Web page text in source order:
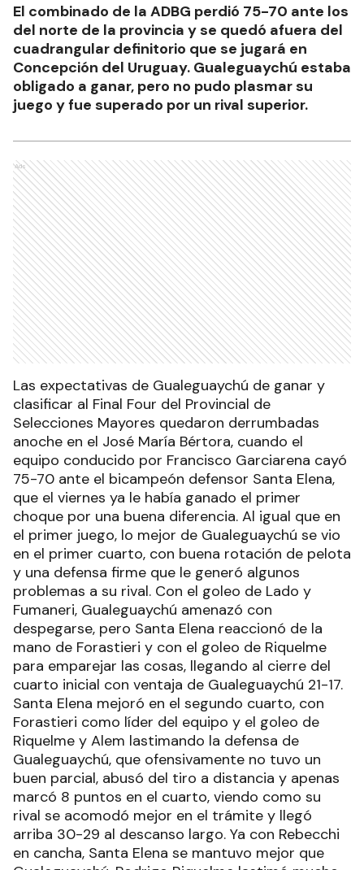
El combinado de la ADBG perdió 75-70 ante los
del norte de la provincia y se quedó afuera del
cuadrangular definitorio que se jugará en
Concepción del Uruguay. Gualeguaychú estaba
obligado a ganar, pero no pudo plasmar su
juego y fue superado por un rival superior.
Ads
Las expectativas de Gualeguaychú de ganar y
clasificar al Final Four del Provincial de
Selecciones Mayores quedaron derrumbadas
anoche en el José María Bértora, cuando el
equipo conducido por Francisco Garciarena cayó
75-70 ante el bicampeón defensor Santa Elena,
que el viernes ya le había ganado el primer
choque por una buena diferencia. Al igual que en
el primer juego, lo mejor de Gualeguaychú se vio
en el primer cuarto, con buena rotación de pelota
y una defensa firme que le generó algunos
problemas a su rival. Con el goleo de Lado y
Fumaneri, Gualeguaychú amenazó con
despegarse, pero Santa Elena reaccionó de la
mano de Forastieri y con el goleo de Riquelme
para emparejar las cosas, llegando al cierre del
cuarto inicial con ventaja de Gualeguaychú 21-17.
Santa Elena mejoró en el segundo cuarto, con
Forastieri como líder del equipo y el goleo de
Riquelme y Alem lastimando la defensa de
Gualeguaychú, que ofensivamente no tuvo un
buen parcial, abusó del tiro a distancia y apenas
marcó 8 puntos en el cuarto, viendo como su
rival se acomodó mejor en el trámite y llegó
arriba 30-29 al descanso largo. Ya con Rebecchi
en cancha, Santa Elena se mantuvo mejor que